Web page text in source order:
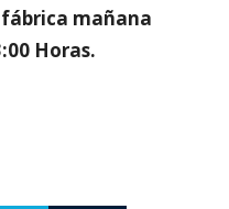
mañana
Horas.